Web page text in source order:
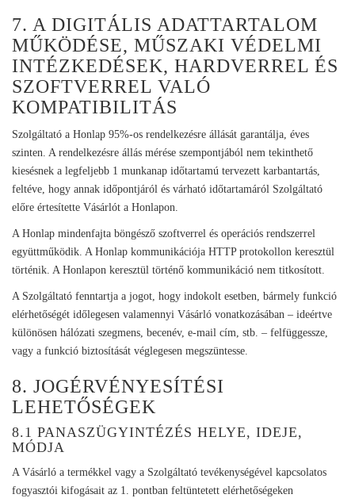
7. A DIGITÁLIS ADATTARTALOM
MŰKÖDÉSE, MŰSZAKI VÉDELMI
INTÉZKEDÉSEK, HARDVERREL ÉS
SZOFTVERREL VALÓ
KOMPATIBILITÁS
Szolgáltató a Honlap 95%-os rendelkezésre állását garantálja, éves
szinten. A rendelkezésre állás mérése szempontjából nem tekinthető
kiesésnek a legfeljebb 1 munkanap időtartamú tervezett karbantartás,
feltéve, hogy annak időpontjáról és várható időtartamáról Szolgáltató
előre értesítette Vásárlót a Honlapon.
A Honlap mindenfajta böngésző szoftverrel és operációs rendszerrel
együttműködik. A Honlap kommunikációja HTTP protokollon keresztül
történik. A Honlapon keresztül történő kommunikáció nem titkosított.
A Szolgáltató fenntartja a jogot, hogy indokolt esetben, bármely funkció
elérhetőségét időlegesen valamennyi Vásárló vonatkozásában – ideértve
különösen hálózati szegmens, becenév, e-mail cím, stb. – felfüggessze,
vagy a funkció biztosítását véglegesen megszüntesse.
8. JOGÉRVÉNYESÍTÉSI
LEHETŐSÉGEK
8.1 PANASZÜGYINTÉZÉS HELYE, IDEJE,
MÓDJA
A Vásárló a termékkel vagy a Szolgáltató tevékenységével kapcsolatos
fogyasztói kifogásait az 1. pontban feltüntetett elérhetőségeken